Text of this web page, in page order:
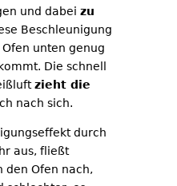
und dabei zu
Beschleunigung
unten genug
Die schnell
zieht die
nach sich.
durch
aus, fließt
den Ofen nach,